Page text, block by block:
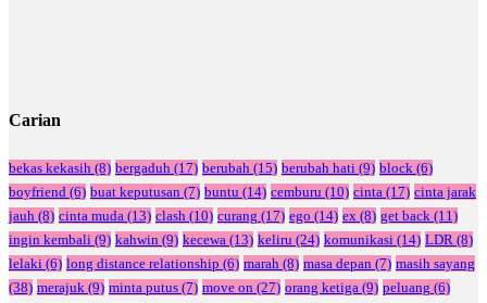
Carian
bekas kekasih (8) bergaduh (17) berubah (15) berubah hati (9) block (6)
boyfriend (6) buat keputusan (7) buntu (14) cemburu (10) cinta (17) cinta jarak
jauh (8) cinta muda (13) clash (10) curang (17) ego (14) ex (8) get back (11)
ingin kembali (9) kahwin (9) kecewa (13) keliru (24) komunikasi (14) LDR (8)
lelaki (6) long distance relationship (6) marah (8) masa depan (7) masih sayang
(38) merajuk (9) minta putus (7) move on (27) orang ketiga (9) peluang (6)